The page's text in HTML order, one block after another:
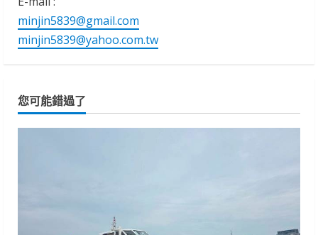
minjin5839@gmail.com
minjin5839@yahoo.com.tw
您可能錯過了